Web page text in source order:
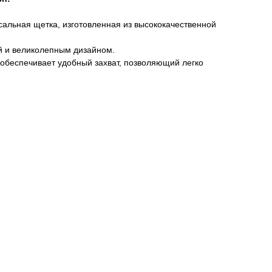
щетка, изготовленная из высококачественной
и великолепным дизайном.
удобный захват, позволяющий легко